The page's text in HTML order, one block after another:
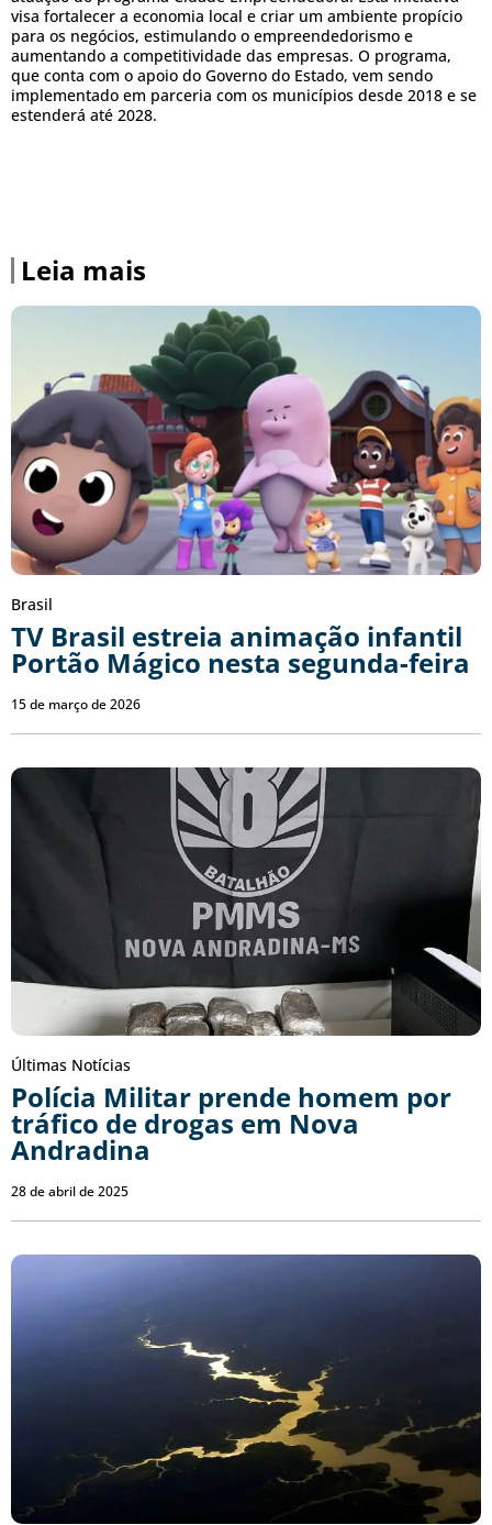
visa fortalecer a economia local e criar um ambiente propício
para os negócios, estimulando o empreendedorismo e
aumentando a competitividade das empresas. O programa,
que conta com o apoio do Governo do Estado, vem sendo
implementado em parceria com os municípios desde 2018 e se
estenderá até 2028.
Leia mais
Brasil
TV Brasil estreia animação infantil
Portão Mágico nesta segunda-feira
15 de março de 2026
Últimas Notícias
Polícia Militar prende homem por
tráfico de drogas em Nova
Andradina
28 de abril de 2025